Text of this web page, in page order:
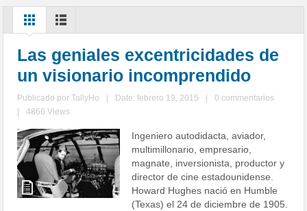
Las geniales excentricidades de
un visionario incomprendido
Publicado porTallyHo Date: febrero 19, 2015
0 commentarios
4866 Views
Ingeniero autodidacta, aviador,
multimillonario, empresario,
magnate, inversionista, productor y
director de cine estadounidense.
Howard Hughes nació en Humble
(Texas) el 24 de diciembre de 1905.